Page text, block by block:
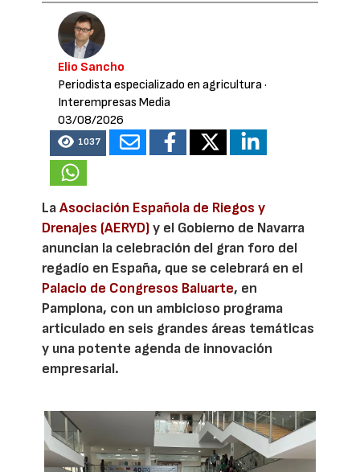
Elio Sancho
Periodista especializado en agricultura·
Interempresas Media
03/08/2026
1037
LaAsociación Española de Riegos y
Drenajes (AERYD)y el Gobierno de Navarra
anuncian la celebración del gran foro del
regadío en España, que se celebrará en el
Palacio de Congresos Baluarte, en
Pamplona, con un ambicioso programa
articulado en seis grandes áreas temáticas
y una potente agenda de innovación
empresarial.